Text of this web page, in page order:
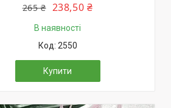
265 ₴ 238,50 ₴
В наявності
2550
Купити